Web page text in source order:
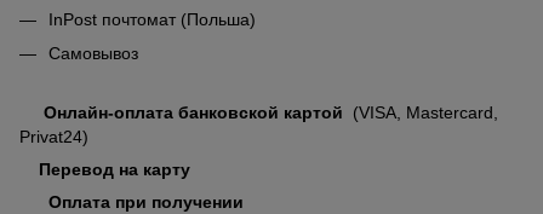
InPost почтомат (Польша)
Самовывоз
Онлайн-оплата банковской картой
(VISA, Mastercard,
Privat24)
Перевод на карту
Оплата при получении